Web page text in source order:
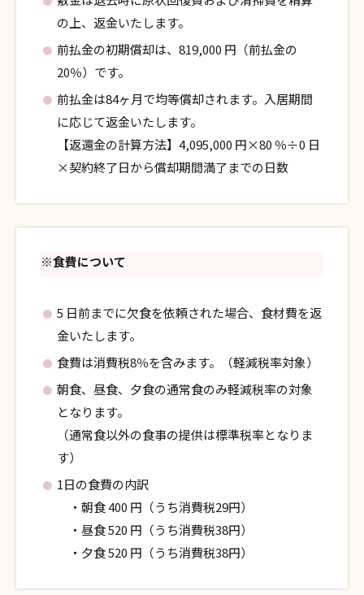
の上、返金いたします。
前払金の初期償却は、819,000 円（前払金の
20％）です。
前払金は84ヶ月で均等償却されます。入居期間
に応じて返金いたします。
【返還金の計算方法】4,095,000 円×80 ％÷0 日
×契約終了日から償却期間満了までの日数
※食費について
5 日前までに欠食を依頼された場合、食材費を返
金いたします。
食費は消費税8％を含みます。（軽減税率対象）
朝食、昼食、夕食の通常食のみ軽減税率の対象
となります。
（通常食以外の食事の提供は標準税率となりま
す）
1日の食費の内訳
・朝食 400 円（うち消費税29円）
・昼食 520 円（うち消費税38円）
・夕食 520 円（うち消費税38円）